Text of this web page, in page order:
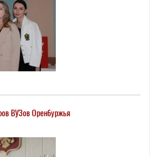
ВУЗов Оренбуржья